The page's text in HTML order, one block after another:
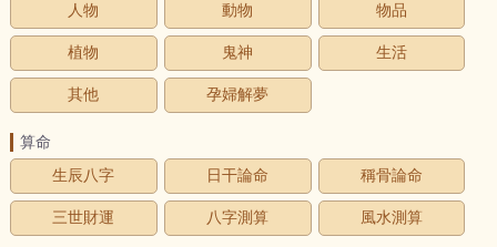
人物
動物 物品
植物 鬼神 生活
其他 孕婦解夢
算命
生辰八字
日干論命 稱骨論命
三世財運 八字測算 風水測算